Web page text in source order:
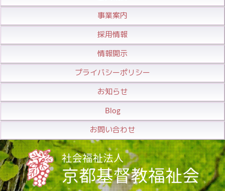
事業案内
採用情報
情報開示
プライバシーポリシー
お知らせ
Blog
お問い合わせ